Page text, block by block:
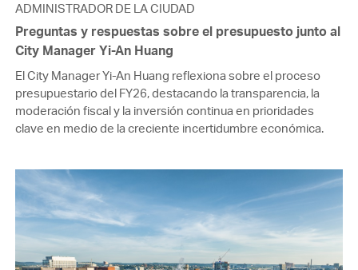
ADMINISTRADOR DE LA CIUDAD
Preguntas y respuestas sobre el presupuesto junto al
City Manager Yi-An Huang
El City Manager Yi-An Huang reflexiona sobre el proceso
presupuestario del FY26, destacando la transparencia, la
moderación fiscal y la inversión continua en prioridades
clave en medio de la creciente incertidumbre económica.